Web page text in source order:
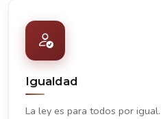
Igualdad
La ley es para todos por